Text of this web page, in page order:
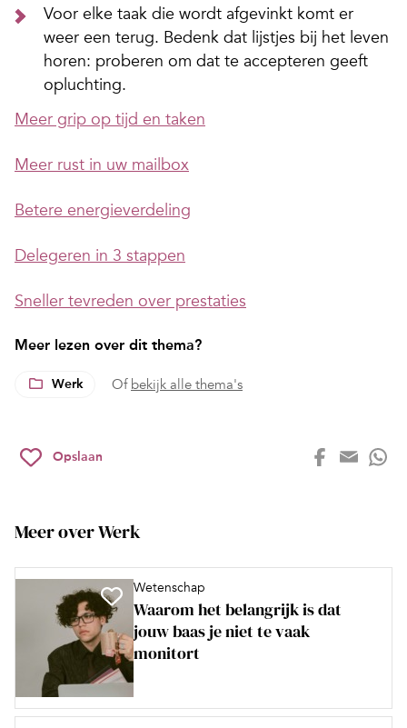
Voor elke taak die wordt afgevinkt komt er
weer een terug. Bedenk dat lijstjes bij het leven
horen: proberen om dat te accepteren geeft
opluchting.
Meer grip op tijd en taken
Meer rust in uw mailbox
Betere energieverdeling
Delegeren in 3 stappen
Sneller tevreden over prestaties
Meer lezen over dit thema?
Werk Of bekijk alle thema's
Opslaan
Meer over Werk
Wetenschap
Waarom het belangrijk is dat
jouw baas je niet te vaak
monitort